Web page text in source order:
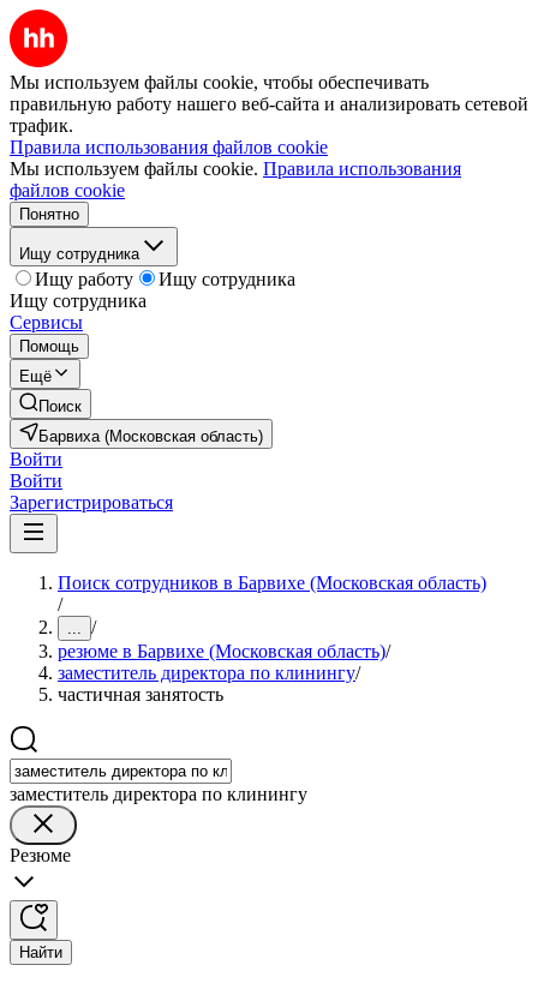
Мы используем файлы cookie, чтобы обеспечивать
правильную работу нашего веб-сайта и анализировать сетевой
трафик.
Правила использования файлов cookie
Мы используем файлы cookie. Правила использования
файлов cookie
Понятно
Ищу сотрудника
Ищу работу
Ищу сотрудника
Ищу сотрудника
Сервисы
Помощь
Ещё
Поиск
Барвиха (Московская область)
Войти
Войти
Зарегистрироваться
Поиск сотрудников в Барвихе (Московская область)
/
... /
резюме в Барвихе (Московская область)/
заместитель директора по клинингу/
частичная занятость
заместитель директора по клинингу
Резюме
Найти